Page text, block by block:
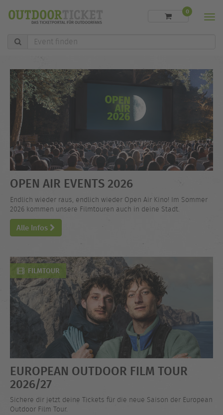
Event
finden
0
OPEN AIR EVENTS 2026
Endlich wieder raus, endlich wieder Open Air Kino! Im Sommer
2026 kommen unsere Filmtouren auch in deine Stadt.
Alle Infos
FILMTOUR
EUROPEAN OUTDOOR FILM TOUR
2026/27
Sichere dir jetzt deine Tickets für die neue Saison der European
Outdoor Film Tour.